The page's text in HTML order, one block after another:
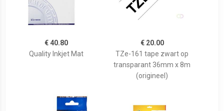
€ 40.80
Quality Inkjet Mat
€ 20.00
TZe-161 tape zwart op
transparant 36mm x 8m
(origineel)